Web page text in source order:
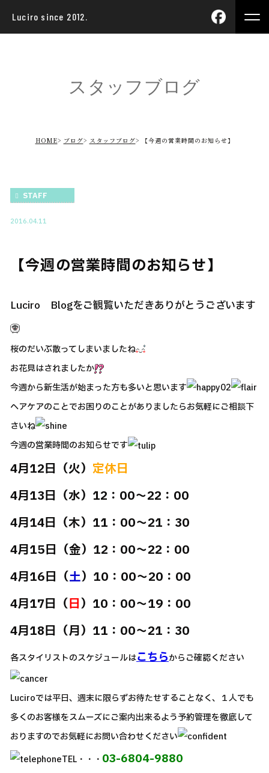
Luciro since 2012.
スタッフブログ
HOME ブログ スタッフブログ 【今週の営業時間のお知らせ】
STAFF
2016.04.11
【今週の営業時間のお知らせ】
Luciro Blogをご観覧いただきありがとうございます
桜のだいぶ散ってしまいましたね
お花見はされましたか
今週から新生活が始まった方も多いと思います
ヘアケアのことでお困りのことがありましたらお気軽にご相談下
さいね
今週の営業時間のお知らせです
4月12日（火） 定休日
4月13日（水）12：00～22：00
4月14日（木）11：00～21：30
4月15日（金）12：00～22：00
4月16日（土）10：00～20：00
4月17日（日）10：00～19：00
4月18日（月）11：00～21：30
各スタイリストのスケジュールはこちらからご確認ください
Luciroでは平日、週末に限らずお待たせすることなく、１人でも
多くのお客様をスムーズにご案内出来るよう予約管理を徹底して
おりますのでお気軽にお問い合わせください
TEL・・・ 03-6804-9880